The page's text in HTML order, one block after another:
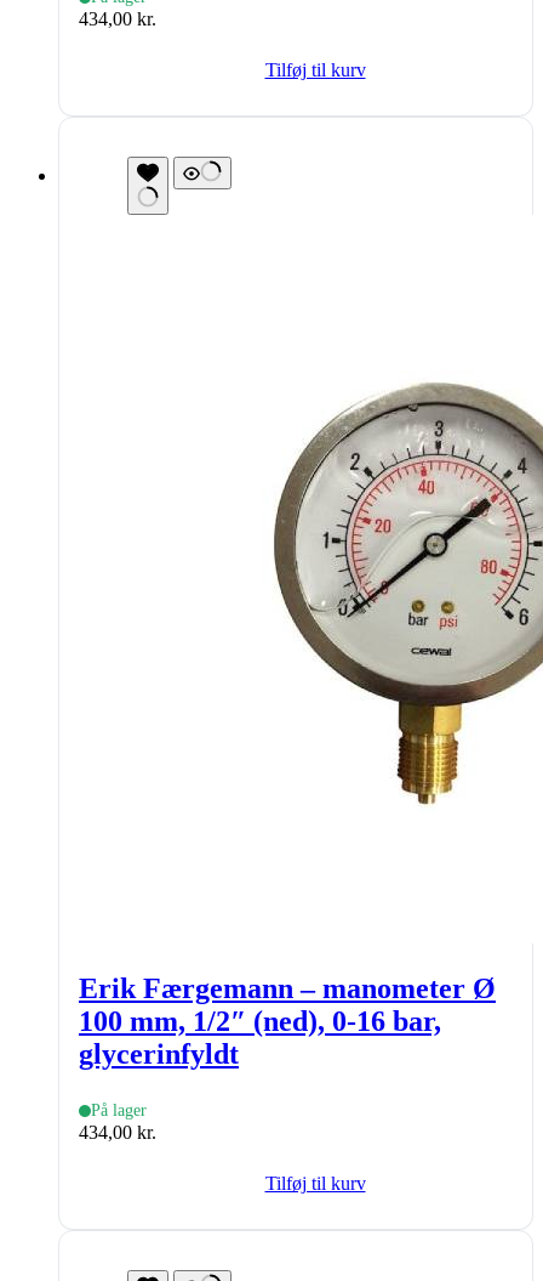
434,00 kr.
Tilføj til kurv
Erik Færgemann – manometer Ø
100 mm, 1/2″ (ned), 0-16 bar,
glycerinfyldt
På lager
434,00 kr.
Tilføj til kurv